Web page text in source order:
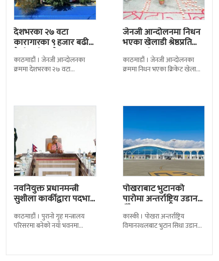
देशभरका २७ वटा
कारागारका ९ हजार बढी
कैदीबन्दी अझै फरार
काठमाडौं । जेनजी आन्दोलनका
क्रममा देशभरका २७ वटा
जेनजी आन्दोलनमा निधन
भएका खेलाडी श्रेष्ठप्रति
श्रद्धाञ्जली
काठमाडौं । जेनजी आन्दोलनका
क्रममा निधन भएका क्रिकेट खेलाडी
नवनियुक्त प्रधानमन्त्री
सुशीला कार्कीद्वारा पदभार
काठमाडौं । पुरानो गृह मन्त्रालय
परिसरमा बनेको नयाँ भवनमा
नवनियुक्त
पोखराबाट भुटानको
पारोमा अन्तर्राष्ट्रिय उडान
हुँदै
कास्की । पोखरा अन्तर्राष्ट्रिय
विमानस्थलबाट भुटान सिधा उडान
लागेको हो